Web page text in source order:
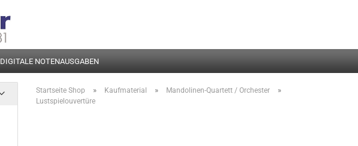
DIGITALE NOTENAUSGABEN
Startseite Shop » Kaufmaterial » Mandolinen-Quartett / Orchester »
Lustspielouvertüre